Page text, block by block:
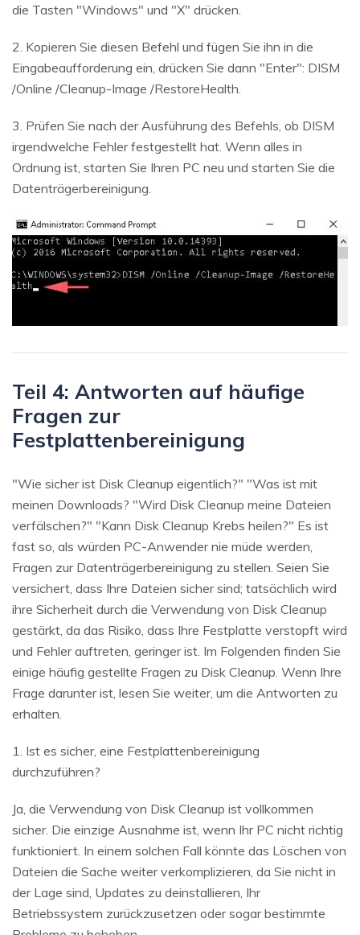
die Tasten "Windows" und "X" drücken.
2. Kopieren Sie diesen Befehl und fügen Sie ihn in die
Eingabeaufforderung ein, drücken Sie dann "Enter": DISM
/Online /Cleanup-Image /RestoreHealth.
3. Prüfen Sie nach der Ausführung des Befehls, ob DISM
irgendwelche Fehler festgestellt hat. Wenn alles in
Ordnung ist, starten Sie Ihren PC neu und starten Sie die
Datenträgerbereinigung.
Teil 4: Antworten auf häufige
Fragen zur
Festplattenbereinigung
"Wie sicher ist Disk Cleanup eigentlich?" "Was ist mit
meinen Downloads? "Wird Disk Cleanup meine Dateien
verfälschen?" "Kann Disk Cleanup Krebs heilen?" Es ist
fast so, als würden PC-Anwender nie müde werden,
Fragen zur Datenträgerbereinigung zu stellen. Seien Sie
versichert, dass Ihre Dateien sicher sind; tatsächlich wird
ihre Sicherheit durch die Verwendung von Disk Cleanup
gestärkt, da das Risiko, dass Ihre Festplatte verstopft wird
und Fehler auftreten, geringer ist. Im Folgenden finden Sie
einige häufig gestellte Fragen zu Disk Cleanup. Wenn Ihre
Frage darunter ist, lesen Sie weiter, um die Antworten zu
erhalten.
1. Ist es sicher, eine Festplattenbereinigung
durchzuführen?
Ja, die Verwendung von Disk Cleanup ist vollkommen
sicher. Die einzige Ausnahme ist, wenn Ihr PC nicht richtig
funktioniert. In einem solchen Fall könnte das Löschen von
Dateien die Sache weiter verkomplizieren, da Sie nicht in
der Lage sind, Updates zu deinstallieren, Ihr
Betriebssystem zurückzusetzen oder sogar bestimmte